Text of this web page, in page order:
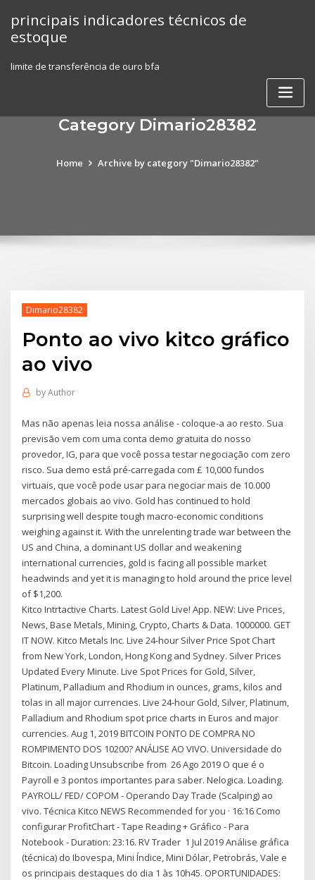
content
principais indicadores técnicos de
estoque
limite de transferência de ouro bfa
Category Dimario28382
Home Archive by category "Dimario28382"
Dimario28382
Ponto ao vivo kitco gráfico
ao vivo
byAuthor
Mas não apenas leia nossa análise - coloque-a ao resto. Sua
previsão vem com uma conta demo gratuita do nosso
provedor, IG, para que você possa testar negociação com zero
risco. Sua demo está pré-carregada com £ 10,000 fundos
virtuais, que você pode usar para negociar mais de 10.000
mercados globais ao vivo. Gold has continued to hold
surprising well despite tough macro-economic conditions
weighing against it. With the unrelenting trade war between the
US and China, a dominant US dollar and weakening
international currencies, gold is facing all possible market
headwinds and yet it is managing to hold around the price level
of $1,200.
Kitco Intrtactive Charts. Latest Gold Live! App. NEW: Live Prices,
News, Base Metals, Mining, Crypto, Charts & Data. 1000000. GET
IT NOW. Kitco Metals Inc. Live 24-hour Silver Price Spot Chart
from New York, London, Hong Kong and Sydney. Silver Prices
Updated Every Minute. Live Spot Prices for Gold, Silver,
Platinum, Palladium and Rhodium in ounces, grams, kilos and
tolas in all major currencies. Live 24-hour Gold, Silver, Platinum,
Palladium and Rhodium spot price charts in Euros and major
currencies. Aug 1, 2019 BITCOIN PONTO DE COMPRA NO
ROMPIMENTO DOS 10200? ANÁLISE AO VIVO. Universidade do
Bitcoin. Loading Unsubscribe from 26 Ago 2019 O que é o
Payroll e 3 pontos importantes para saber. Nelogica. Loading.
PAYROLL/ FED/ COPOM - Operando Day Trade (Scalping) ao
vivo. Técnica Kitco NEWS Recommended for you · 16:16 Como
configurar ProfitChart - Tape Reading + Gráfico - Para
Notebook - Duration: 23:16. RV Trader 1 Jul 2019 Análise gráfica
(técnica) do Ibovespa, Mini Índice, Mini Dólar, Petrobrás, Vale e
os principais destaques do dia 1 às 10h45. OPORTUNIDADES: